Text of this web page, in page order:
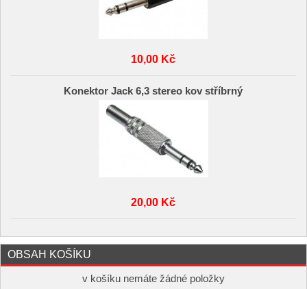
10,00 Kč
Konektor Jack 6,3 stereo kov stříbrný
20,00 Kč
OBSAH KOŠÍKU
v košíku nemáte žádné položky